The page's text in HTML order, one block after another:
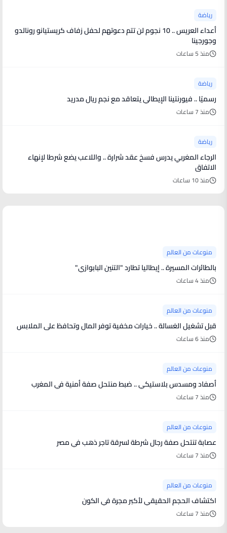
رياضة
أعداء العريس .. 10 نجوم لن تتم دعوتهم لحفل زفاف كريستيانو رونالدو
وجورجينا
منذ 5 ساعات
رياضة
رسميًا .. فيورنتينا الإيطالي يتعاقد مع نجم ريال مدريد
منذ 7 ساعات
رياضة
الرجاء المغربي يدرس فسخ عقد شرارة .. واللاعب يضع شرطا لإنهاء
الاتفاق
منذ 10 ساعات
منوعات من العالم
بالطائرات المسيرة .. إيطاليا تطارد "التنين البابوازي"
منذ 4 ساعات
منوعات من العالم
قبل تشغيل الغسالة .. خيارات مخفية توفر المال وتحافظ على الملابس
منذ 6 ساعات
منوعات من العالم
أصفاد ومسدس بلاستيكي .. ضبط منتحل صفة أمنية في المغرب
منذ 7 ساعات
منوعات من العالم
عصابة تنتحل صفة رجال شرطة لسرقة تاجر ذهب في مصر
منذ 7 ساعات
منوعات من العالم
اكتشاف الحجم الحقيقي لأكبر مجرة في الكون
منذ 7 ساعات